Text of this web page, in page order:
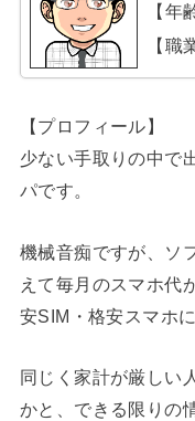
【年
【職
【プロフィール】
少ない手取りの中で
パです。
機械音痴ですが、ソ
えて毎月のスマホ代
安SIM・格安スマホ
同じく家計が厳しい
かと、できる限りの